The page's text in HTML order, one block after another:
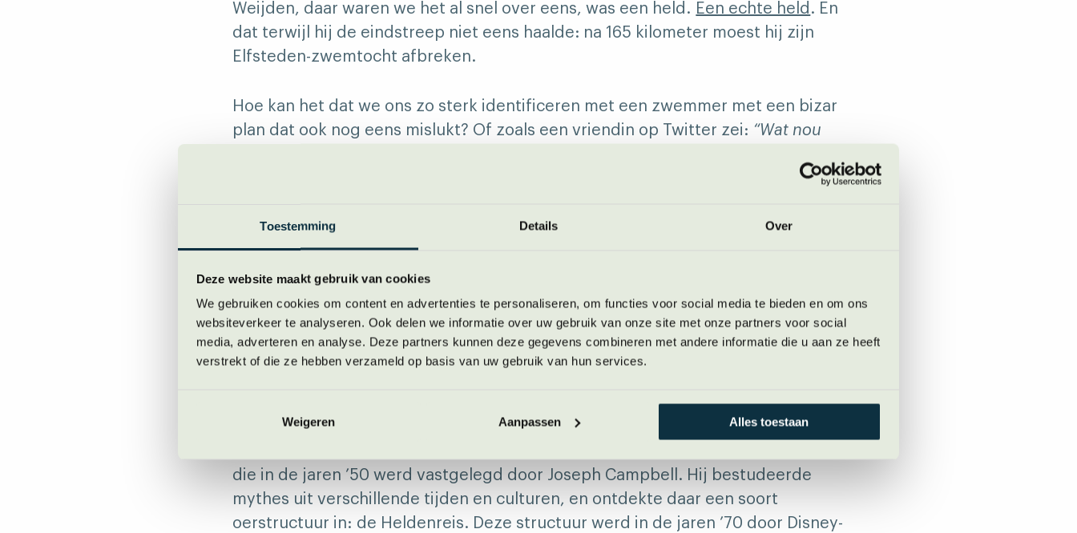
Toestemming Details Over
Deze website maakt gebruik van cookies
We gebruiken cookies om content en advertenties te personaliseren, om functies voor social media te bieden en om ons
websiteverkeer te analyseren. Ook delen we informatie over uw gebruik van onze site met onze partners voor social
media, adverteren en analyse. Deze partners kunnen deze gegevens combineren met andere informatie die u aan ze heeft
verstrekt of die ze hebben verzameld op basis van uw gebruik van hun services.
Weigeren Aanpassen Alles toestaan
Weijden, daar waren we het al snel over eens, was een held. Een echte held . En
dat terwijl hij de eindstreep niet eens haalde: na 165 kilometer moest hij zijn
Elfsteden-zwemtocht afbreken.
Hoe kan het dat we ons zo sterk identificeren met een zwemmer met een bizar
plan dat ook nog eens mislukt? Of zoals een vriendin op Twitter zei: “Wat nou
poepsloot gaat zwemmen? Onverantwoordelijk! En heel Nederland loopt uit om te
Toch is de impact dit verhaal verklaarbaar. In het onwaarschijnlijke avontuur van
Maarten zitten een aantal ingrediënten die ervoor zorgen dat we niet anders
kunnen dan aanhaken. Het verhaal van Maarten volgt de namelijk de
wetmatigheden van een goede Disney-film, ook wel de Heldenreis genoemd.
Tijd voor een analyse.
die in de jaren ’50 werd vastgelegd door Joseph Campbell. Hij bestudeerde
mythes uit verschillende tijden en culturen, en ontdekte daar een soort
oerstructuur in: de Heldenreis. Deze structuur werd in de jaren ’70 door Disney-